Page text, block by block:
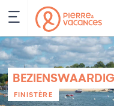
FINISTÈRE